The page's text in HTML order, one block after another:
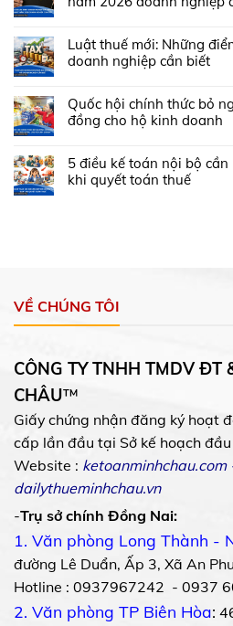
Luật thuế mới: Những
doanh nghiệp cần biết
Quốc hội chính thức bỏ
đồng cho hộ kinh doanh
5 điều kế toán nội bộ
khi quyết toán thuế
VỀ CHÚNG TÔI
CÔNG TY TNHH TMDV ĐT
CHÂU™
Giấy chứng nhận đăng ký hoạt
cấp lần đầu tại Sở kế hoạch
Website : ketoanminhchau.com
dailythueminhchau.vn
-Trụ sở chính Đồng Nai:
1. Văn phòng Long Thành -
đường Lê Duẩn, Ấp 3, Xã An
Hotline : 0937967242 - 0937
2. Văn phòng TP Biên Hòa: